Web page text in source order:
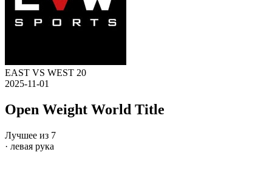
EAST VS WEST 20
2025-11-01
Open Weight World Title
Лучшее из 7
· левая рука